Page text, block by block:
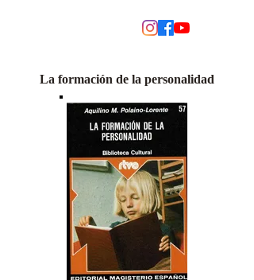
La formación de la personalidad